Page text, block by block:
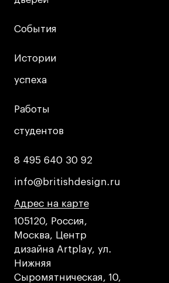
События
События
Истории
успеха
Истории
успеха
Работы
студентов
Работы
студентов
8 495 640 30 92
8 495 640 30 92
info@britishdesign.ru
info@britishdesign.ru
Адрес на карте
Адрес на карте
Адрес на карте
105120, Россия,
Москва, Центр
дизайна Artplay, ул.
Нижняя
Сыромятническая, 10,